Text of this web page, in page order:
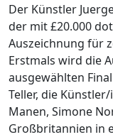
Der Künstler
der mit £20.000
Auszeichnung für
Erstmals wird die
ausgewählten
Teller, die
Manen, Simone
Großbritannien in